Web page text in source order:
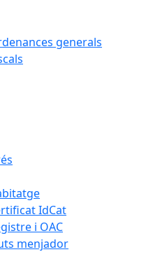
generals
IdCat
i OAC
menjador